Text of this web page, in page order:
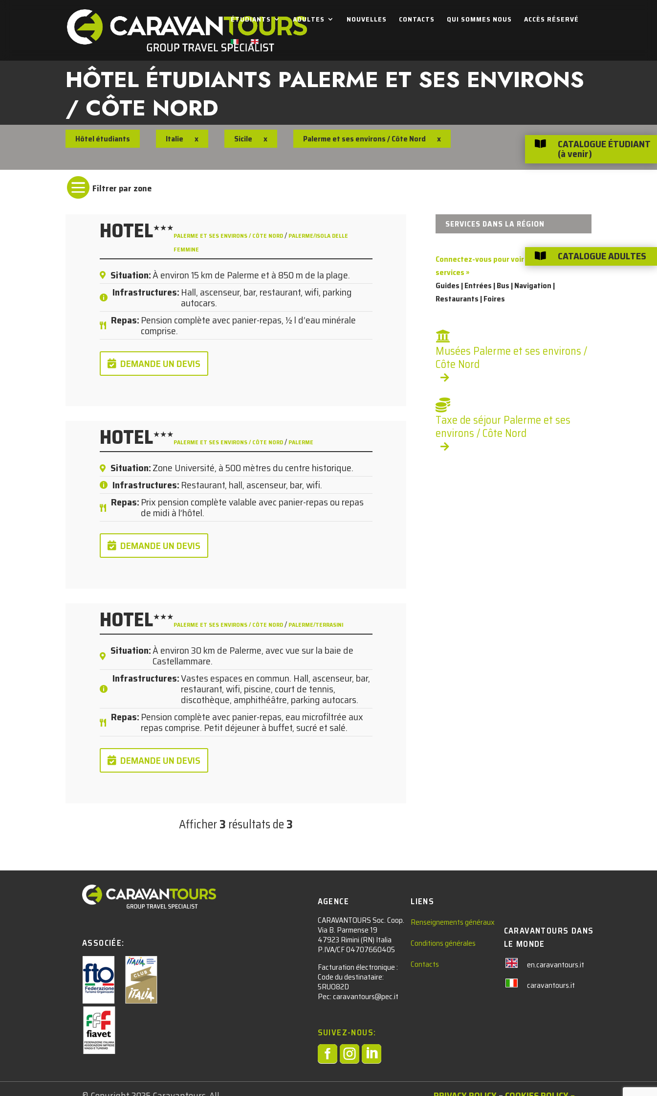
ÉTUDIANTS ADULTES NOUVELLES CONTACTS QUI SOMMES NOUS ACCÈS RÉSERVÉ
HÔTEL ÉTUDIANTS PALERME ET SES ENVIRONS
/ CÔTE NORD
Hôtel étudiants Italie x Sicile x Palerme et ses environs / Côte Nord x

HOTEL★★★
PALERME ET SES ENVIRONS / CÔTE NORD/ PALERME/ISOLA DELLE
FEMMINE
Situation:À environ 15 km de Palerme et à 850 m de la plage.
Infrastructures:Hall, ascenseur, bar, restaurant, wifi, parking
autocars.
Repas:Pension complète avec panier-repas, ½ l d’eau minérale
comprise.
DEMANDE UN DEVIS
HOTEL★★★
PALERME ET SES ENVIRONS / CÔTE NORD/ PALERME
Situation:Zone Université, à 500 mètres du centre historique.
Infrastructures:Restaurant, hall, ascenseur, bar, wifi.
Repas:Prix pension complète valable avec panier-repas ou repas
de midi à l’hôtel.
DEMANDE UN DEVIS
HOTEL★★★
PALERME ET SES ENVIRONS / CÔTE NORD/ PALERME/TERRASINI
Situation:À environ 30 km de Palerme, avec vue sur la baie de
Castellammare.
Infrastructures:Vastes espaces en commun. Hall, ascenseur, bar,
restaurant, wifi, piscine, court de tennis,
discothèque, amphithéâtre, parking autocars.
Repas:Pension complète avec panier-repas, eau microfiltrée aux
repas comprise. Petit déjeuner à buffet, sucré et salé.
DEMANDE UN DEVIS
Afficher3 résultats de3
SERVICES DANS LA RÉGION
Connectez-vous pour voir les tarifs des
services »
Guides | Entrées | Bus | Navigation |
Restaurants | Foires
Musées Palerme et ses environs /
Côte Nord
Taxe de séjour Palerme et ses
environs / Côte Nord
ASSOCIÉE:
AGENCE
CARAVANTOURS Soc. Coop.
Via B. Parmense 19
47923 Rimini (RN) Italia
P.IVA/CF 04707660405
Facturation électronique :​
Code du destinataire:
5RUO82D
Pec: caravantours@pec.it
SUIVEZ-NOUS:

LIENS
Renseignements généraux
Conditions générales
Contacts
CARAVANTOURS DANS
LE MONDE
en.caravantours.it
caravantours.it
 CATALOGUE ÉTUDIANT
(à venir)
 CATALOGUE ADULTES